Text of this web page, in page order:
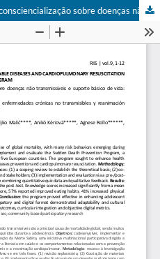
Capacitar adolescentes para a consciencialização sobre doenças não transmissíveis e suporte básico de vida: programa multinacional participativo